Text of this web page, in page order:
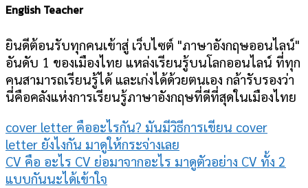
English Teacher
ยินดีต้อนรับทุกคนเข้าสู่ เว็บไซต์ "ภาษาอังกฤษออนไลน์"
อันดับ 1 ของเมืองไทย แหล่งเรียนรู้บนโลกออนไลน์ ที่ทุก
คนสามารถเรียนรู้ได้ และเก่งได้ด้วยตนเอง กล้ารับรองว่า
นี่คือคลังแห่งการเรียนรู้ภาษาอังกฤษที่ดีที่สุดในเมืองไทย
cover letter คืออะไรกัน? มันมีวิธีการเขียน cover
letter ยังไงกัน มาดูให้กระจ่างเลย
CV คือ อะไร CV ย่อมาจากอะไร มาดูตัวอย่าง CV ทั้ง 2
แบบกันนะได้เข้าใจ